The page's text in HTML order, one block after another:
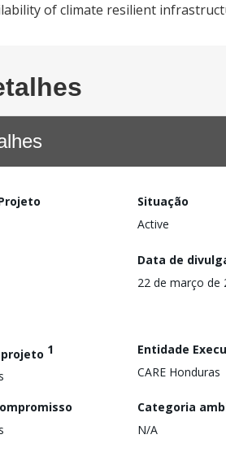
of climate resilient
Situação
Active
Data de
22 de março de
1
Entidade
CARE Honduras
Categoria
N/A